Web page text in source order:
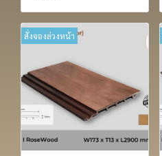
สั่งจองล่วงหน้า